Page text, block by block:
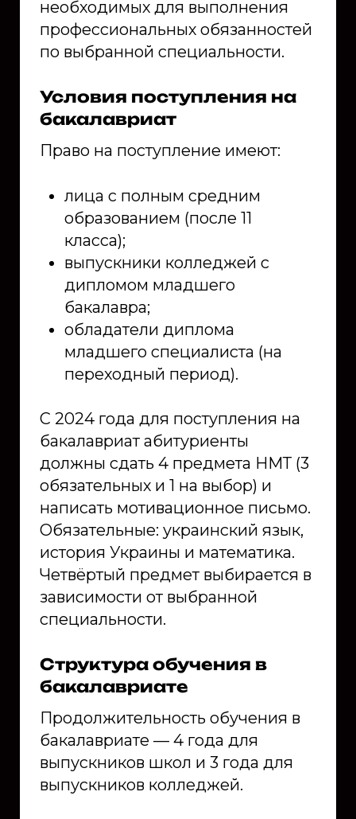
необходимых для выполнения
профессиональных обязанностей
по выбранной специальности.
Условия поступления на
бакалавриат
Право на поступление имеют:
лица с полным средним
образованием (после 11
класса);
выпускники колледжей с
дипломом младшего
бакалавра;
обладатели диплома
младшего специалиста (на
переходный период).
С 2024 года для поступления на
бакалавриат абитуриенты
должны сдать 4 предмета НМТ (3
обязательных и 1 на выбор) и
написать мотивационное письмо.
Обязательные: украинский язык,
история Украины и математика.
Четвёртый предмет выбирается в
зависимости от выбранной
специальности.
Структура обучения в
бакалавриате
Продолжительность обучения в
бакалавриате — 4 года для
выпускников школ и 3 года для
выпускников колледжей.